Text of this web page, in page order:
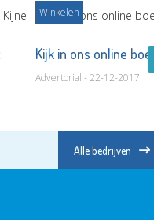
Winkelen
Kijk in ons online
Advertorial - 22-12-2017
Alle bedrijven